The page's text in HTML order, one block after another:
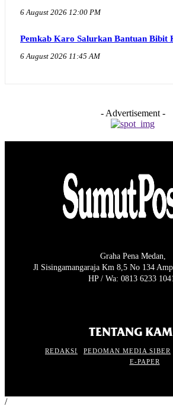
6 August 2026 12:00 PM
Pemkab Karo Salurkan Bantuan Bibit
6 August 2026 11:45 AM
- Advertisement -
Graha Pena Medan,
Jl Sisingamangaraja Km 8,5 No 134
HP / Wa: 0813 6233
TENTANG
REDAKSI PEDOMAN MEDIA SIBER
E-PAPER
/